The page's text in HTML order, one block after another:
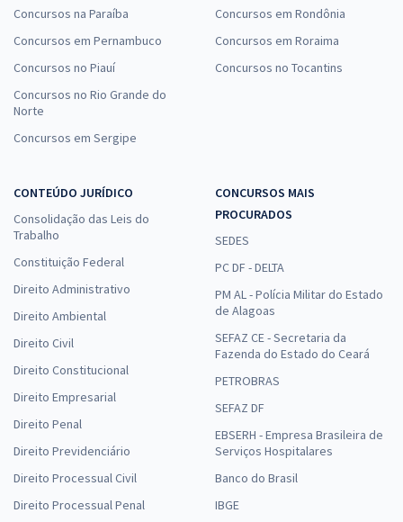
Concursos na Paraíba
Concursos em Pernambuco
Concursos no Piauí
Concursos no Rio Grande do
Norte
Concursos em Sergipe
Concursos em Rondônia
Concursos em Roraima
Concursos no Tocantins
CONTEÚDO JURÍDICO
Consolidação das Leis do
Trabalho
Constituição Federal
Direito Administrativo
Direito Ambiental
Direito Civil
Direito Constitucional
Direito Empresarial
Direito Penal
Direito Previdenciário
Direito Processual Civil
Direito Processual Penal
CONCURSOS MAIS
PROCURADOS
SEDES
PC DF - DELTA
PM AL - Polícia Militar do Estado
de Alagoas
SEFAZ CE - Secretaria da
Fazenda do Estado do Ceará
PETROBRAS
SEFAZ DF
EBSERH - Empresa Brasileira de
Serviços Hospitalares
Banco do Brasil
IBGE